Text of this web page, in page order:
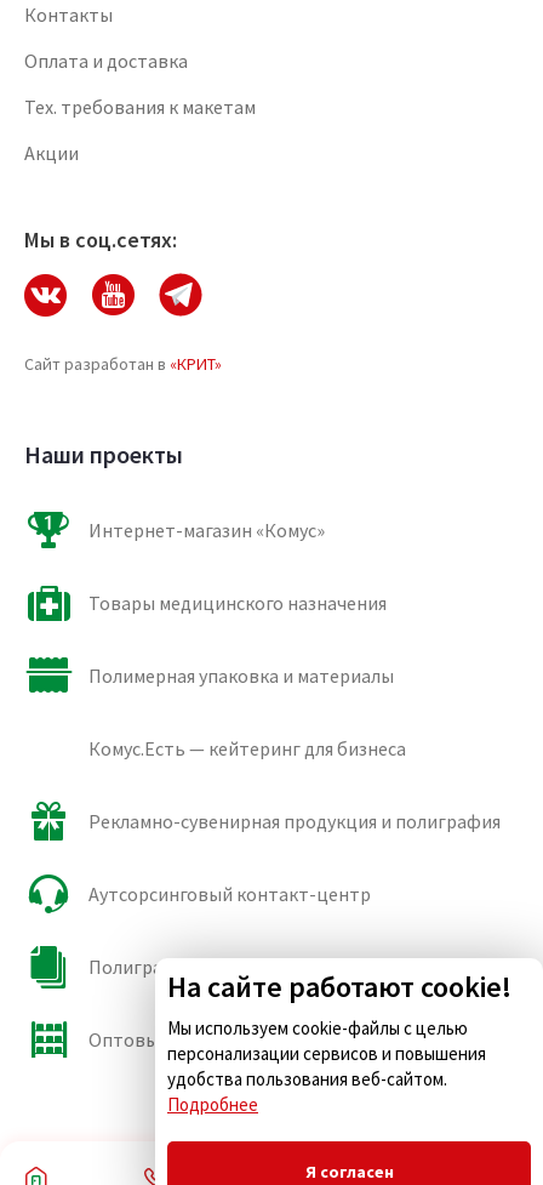
Контакты
Оплата и доставка
Тех. требования к макетам
Акции
Мы в соц.сетях:
Сайт разработан в «КРИТ»
Наши проекты
Интернет-магазин «Комус»
Товары медицинского назначения
Полимерная упаковка и материалы
Комус.Есть — кейтеринг для бизнеса
Рекламно-сувенирная продукция и полиграфия
Аутсорсинговый контакт-центр
Полиграфические сорта бумаги и картона
Оптовые продажи
На сайте работают cookie!
Мы используем cookie-файлы с целью
персонализации сервисов и повышения
удобства пользования веб-сайтом.
Подробнее
Я согласен